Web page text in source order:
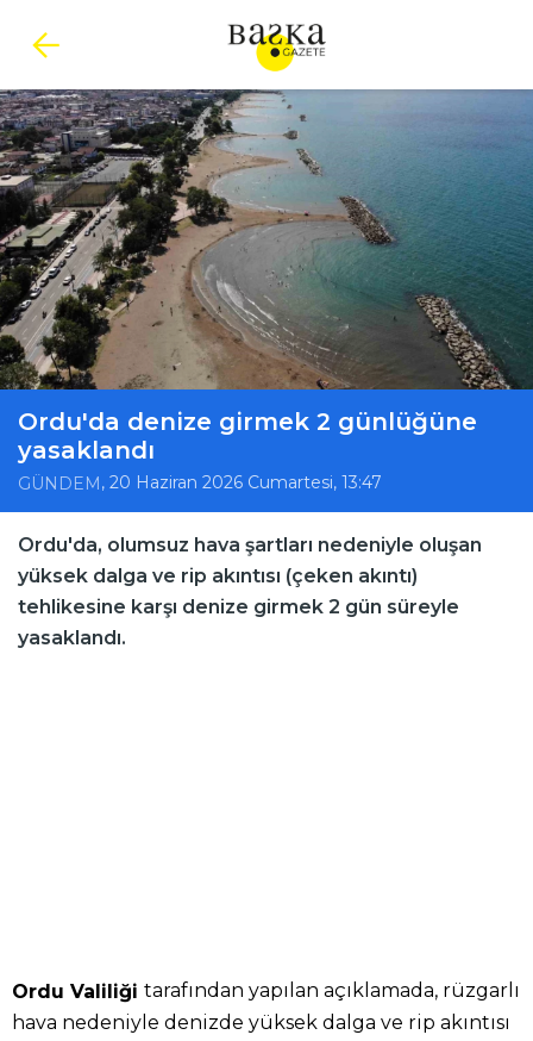
Ordu'da denize girmek 2 günlüğüne
yasaklandı
GÜNDEM , 20 Haziran 2026 Cumartesi, 13:47
Ordu'da, olumsuz hava şartları nedeniyle oluşan
yüksek dalga ve rip akıntısı (çeken akıntı)
tehlikesine karşı denize girmek 2 gün süreyle
yasaklandı.
Ordu Valiliği tarafından yapılan açıklamada, rüzgarlı
hava nedeniyle denizde yüksek dalga ve rip akıntısı